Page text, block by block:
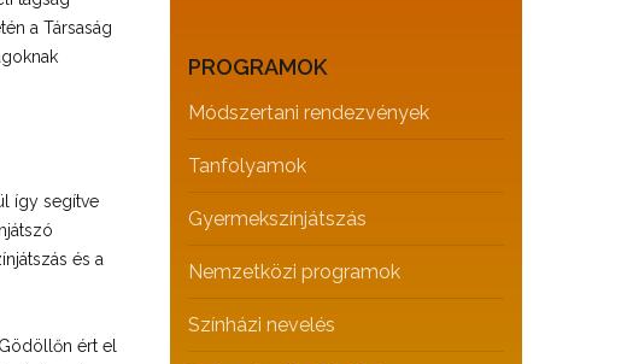
a Társaság
így segítve
és a
ért el
PROGRAMOK
Módszertani rendezvények
Tanfolyamok
Gyermekszínjátszás
Nemzetközi programok
Színházi nevelés